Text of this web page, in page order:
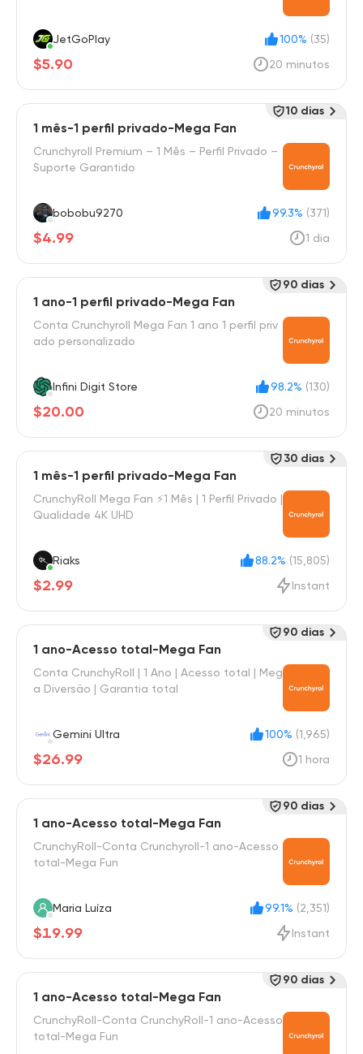
JetGoPlay 100% (35)
$5.90 20 minutos
1 mês-1 perfil privado-Mega Fan
Crunchyroll Premium – 1 Mês – Perfil Privado –
Suporte Garantido
bobobu9270 99.3% (371)
$4.99 1 dia
10 dias
1 ano-1 perfil privado-Mega Fan
Conta Crunchyroll Mega Fan 1 ano 1 perfil priv
ado personalizado
Infini Digit Store 98.2% (130)
$20.00 20 minutos
90 dias
1 mês-1 perfil privado-Mega Fan
CrunchyRoll Mega Fan ⚡1 Mês | 1 Perfil Privado |
Qualidade 4K UHD
Riaks 88.2% (15,805)
$2.99 Instant
30 dias
1 ano-Acesso total-Mega Fan
Conta CrunchyRoll | 1 Ano | Acesso total | Meg
a Diversão | Garantia total
Gemini Ultra 100% (1,965)
$26.99 1 hora
90 dias
1 ano-Acesso total-Mega Fan
CrunchyRoll-Conta Crunchyroll-1 ano-Acesso
total-Mega Fun
Maria Luíza 99.1% (2,351)
$19.99 Instant
90 dias
1 ano-Acesso total-Mega Fan
CrunchyRoll-Conta CrunchyRoll-1 ano-Acesso
total-Mega Fun
90 dias